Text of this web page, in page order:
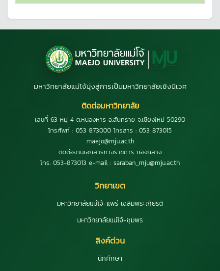
มหาวิทยาลัยแม่โจ้มุ่งสู่การเป็นมหาวิทยาลัยเชิงนิเวศ
ติดต่อมหาวิทยาลัย
เลขที่ 63 หมู่ 4 ต.หนองหาร อ.สันทราย จ.เชียงใหม่ 50290
โทรศัพท์ : 053 873000 โทรสาร : 053 873015
maejo@mju.ac.th
ติดต่องานเอกสารทางราชการ กองกลาง
โทร. 053-873013 e-mail : saraban_mju@mju.ac.th
วิทยาเขต
มหาวิทยาลัยแม่โจ้-แพร่ เฉลิมพระเกียรติ
มหาวิทยาลัยแม่โจ้-ชุมพร
ลิงค์ด่วน
นักศึกษา